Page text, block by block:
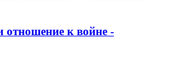
отношение к войне -